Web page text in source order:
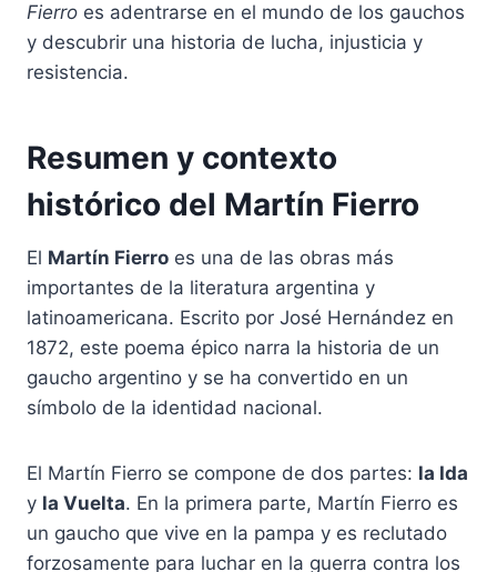
Fierro es adentrarse en el mundo de los gauchos
y descubrir una historia de lucha, injusticia y
resistencia.
Resumen y contexto
histórico del Martín Fierro
El Martín Fierro es una de las obras más
importantes de la literatura argentina y
latinoamericana. Escrito por José Hernández en
1872, este poema épico narra la historia de un
gaucho argentino y se ha convertido en un
símbolo de la identidad nacional.
El Martín Fierro se compone de dos partes: la Ida
y la Vuelta. En la primera parte, Martín Fierro es
un gaucho que vive en la pampa y es reclutado
forzosamente para luchar en la guerra contra los